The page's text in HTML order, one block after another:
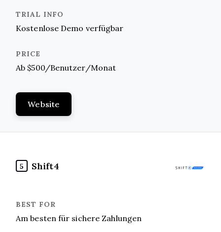
Kostenlose Demo verfügbar
Ab $500/Benutzer/Monat
Website
5 Shift4
Am besten für sichere Zahlungen